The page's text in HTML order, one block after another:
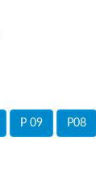
P 09 P08